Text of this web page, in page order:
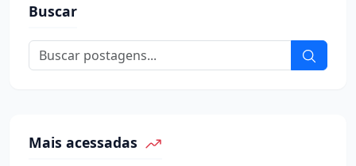
Buscar
Mais acessadas